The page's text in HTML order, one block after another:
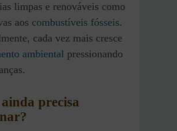
limpas e renováveis ​​como
aos combustíveis fósseis.
cada vez mais cresce
ambiental pressionando
precisa